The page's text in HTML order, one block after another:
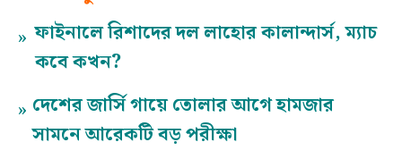
» ফাইনালে রিশাদের দল লাহোর কালান্দার্স, ম্যাচ
কবে কখন?
» দেশের জার্সি গায়ে তোলার আগে হামজার
সামনে আরেকটি বড় পরীক্ষা